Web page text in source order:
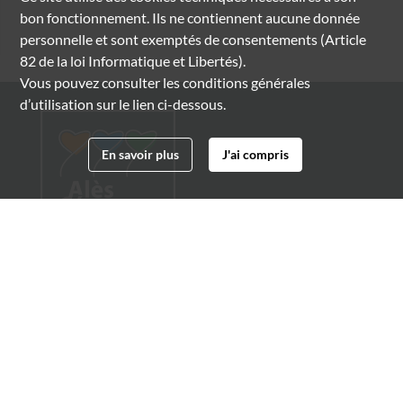
bon fonctionnement. Ils ne contiennent aucune donnée
personnelle et sont exemptés de consentements (Article
82 de la loi Informatique et Libertés).
Vous pouvez consulter les conditions générales
d’utilisation sur le lien ci-dessous.
En savoir plus J'ai compris